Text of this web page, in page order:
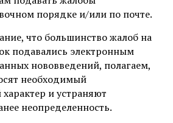
порядке и/или по почте.
что большинство жалоб на
подавались электронным
нововведений, полагаем,
необходимый
и устраняют
неопределенность.